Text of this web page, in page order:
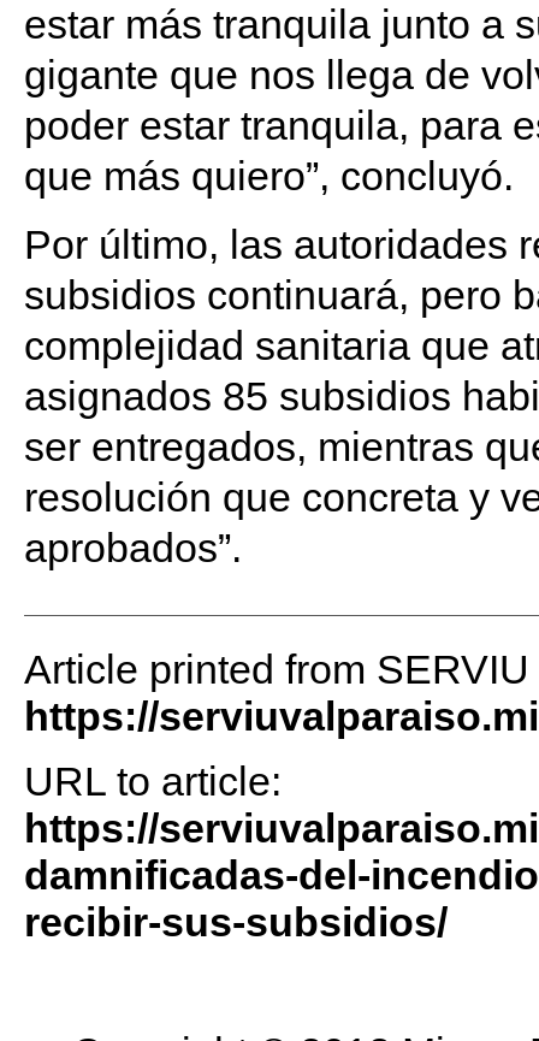
estar más tranquila junto a
gigante que nos llega de
poder estar tranquila, para
que más quiero”, concluyó.
Por último, las autoridades
subsidios continuará, pero
complejidad sanitaria que
asignados 85 subsidios
ser entregados, mientras
resolución que concreta y
aprobados”.
Article printed from
https://
URL to article:
https://
damnificadas-del-
recibir-sus-subsidios/